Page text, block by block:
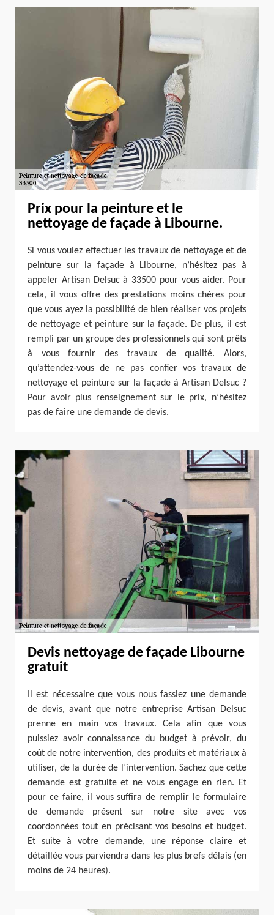
Prix pour la peinture et le
nettoyage de façade à Libourne.
Si vous voulez effectuer les travaux de nettoyage et de
peinture sur la façade à Libourne, n’hésitez pas à
appeler Artisan Delsuc à 33500 pour vous aider. Pour
cela, il vous offre des prestations moins chères pour
que vous ayez la possibilité de bien réaliser vos projets
de nettoyage et peinture sur la façade. De plus, il est
rempli par un groupe des professionnels qui sont prêts
à vous fournir des travaux de qualité. Alors,
qu’attendez-vous de ne pas confier vos travaux de
nettoyage et peinture sur la façade à Artisan Delsuc ?
Pour avoir plus renseignement sur le prix, n’hésitez
pas de faire une demande de devis.
Devis nettoyage de façade Libourne
gratuit
Il est nécessaire que vous nous fassiez une demande
de devis, avant que notre entreprise Artisan Delsuc
prenne en main vos travaux. Cela afin que vous
puissiez avoir connaissance du budget à prévoir, du
coût de notre intervention, des produits et matériaux à
utiliser, de la durée de l’intervention. Sachez que cette
demande est gratuite et ne vous engage en rien. Et
pour ce faire, il vous suffira de remplir le formulaire
de demande présent sur notre site avec vos
coordonnées tout en précisant vos besoins et budget.
Et suite à votre demande, une réponse claire et
détaillée vous parviendra dans les plus brefs délais (en
moins de 24 heures).